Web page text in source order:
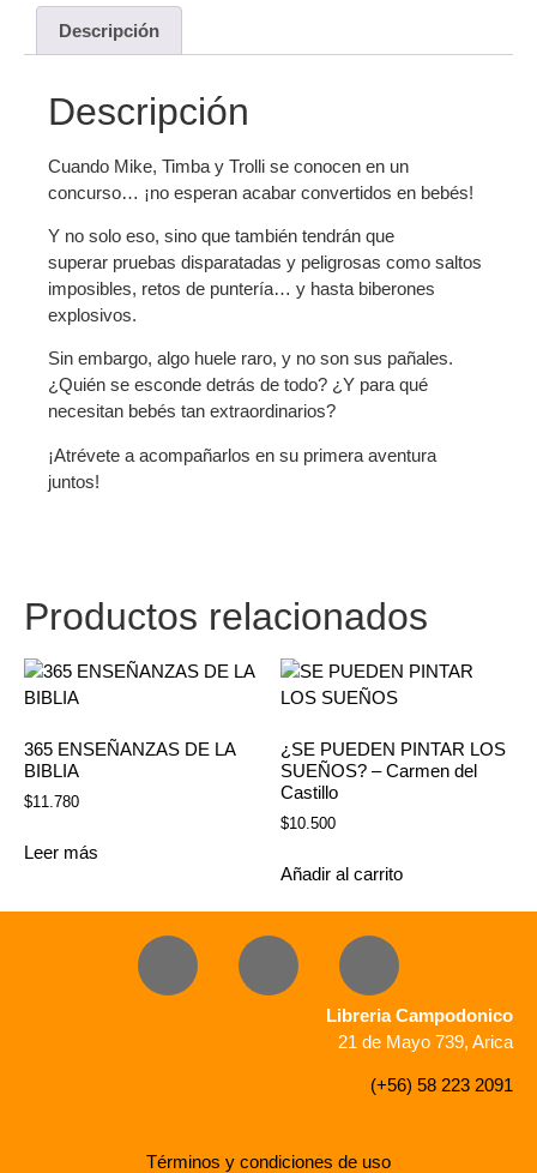
Productos relacionados
365 ENSEÑANZAS DE LA
BIBLIA
$11.780
Leer más
¿SE PUEDEN PINTAR LOS
SUEÑOS? – Carmen del
Castillo
$10.500
Añadir al carrito
Descripción
Descripción
Cuando Mike, Timba y Trolli se conocen en un
concurso… ¡no esperan acabar convertidos en bebés!
Y no solo eso, sino que también tendrán que
superar pruebas disparatadas y peligrosas como saltos
imposibles, retos de puntería… y hasta biberones
explosivos.
Sin embargo, algo huele raro, y no son sus pañales.
¿Quién se esconde detrás de todo? ¿Y para qué
necesitan bebés tan extraordinarios?
¡Atrévete a acompañarlos en su primera aventura
juntos!
Libreria Campodonico
21 de Mayo 739, Arica
(+56) 58 223 2091
Términos y condiciones de uso